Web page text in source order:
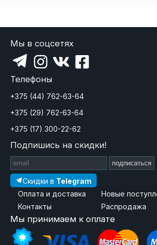
Мы в соцсетях
Телефоны
+375 (44) 762-63-64
+375 (29) 762-63-64
+375 (17) 300-22-62
Подпишись на скидки!
подписаться
Скидки в Telegram
Оплата и доставка
Контакты
Новые
Распродажа
Мы принимаем к оплате